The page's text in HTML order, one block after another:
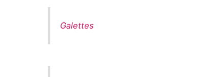
Galettes